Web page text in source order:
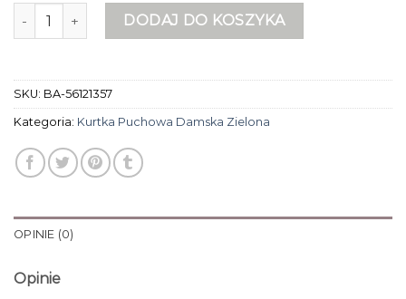
ilość kurtka puchowa damska zielona
DODAJ DO KOSZYKA
SKU: BA-56121357
Kategoria: Kurtka Puchowa Damska Zielona
OPINIE (0)
Opinie